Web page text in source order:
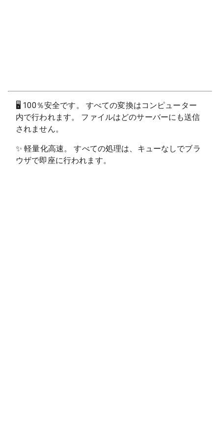
🖥 100％安全です。 すべての変換はコンピューター
内で行われます。 ファイルはどのサーバーにも送信
されません。
✨軽量化高速。 すべての処理は、キューなしでブラ
ウザで即座に行われます。